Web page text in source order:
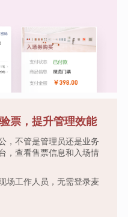
票，提升管理效能
，不管是管理员还是业务
，查看售票信息和入场情
场工作人员，无需登录麦